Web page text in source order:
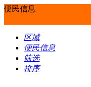
便民信息
区域
便民信息
筛选
排序